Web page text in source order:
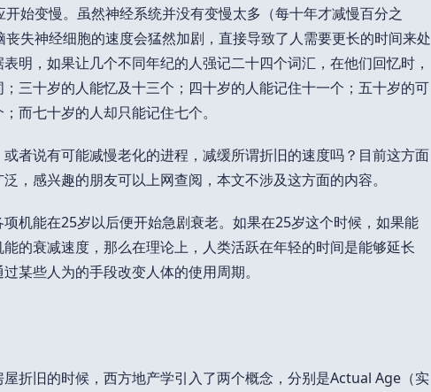
始变慢。虽然神经系统并没有变慢太多（每十年才减慢百分之
失神经细胞的速度会猛然加剧，直接导致了人需要更长的时间来处
明，如果让几个不同年纪的人强记二十四个词汇，在他们回忆时，
三十岁的人能忆及十三个；四十岁的人能记住十一个；五十岁的可
而七十岁的人却只能记住七个。
者说有可能减慢老化的进程，减缓所谓折旧的速度吗？目前这方面
，感兴趣的朋友可以上网查阅，本文不涉及这方面的内容。
机能在25岁以后便开始急剧衰老。如果在25岁这个时候，如果能
的衰减速度，那么在理论上，人类活跃在年轻的时间是能够延长
某些人为的手段改变人体的使用周期。
折旧的时候，西方地产学引入了两个概念，分别是Actual Age（实